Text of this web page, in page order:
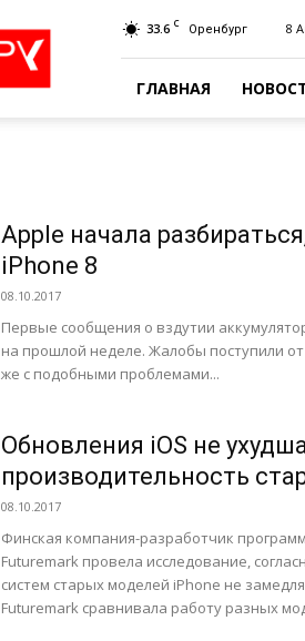
33.6 C Оренбург 8
ГЛАВНАЯ
Apple начала
iPhone 8
08.10.2017
Первые сообщения о вздутии
на прошлой неделе. Жалобы поступили
же с подобными проблемами...
Обновления iOS не
производительность
08.10.2017
Финская компания-разработчик
Futuremark провела исследование,
систем старых моделей iPhone не
Futuremark сравнивала работу разных